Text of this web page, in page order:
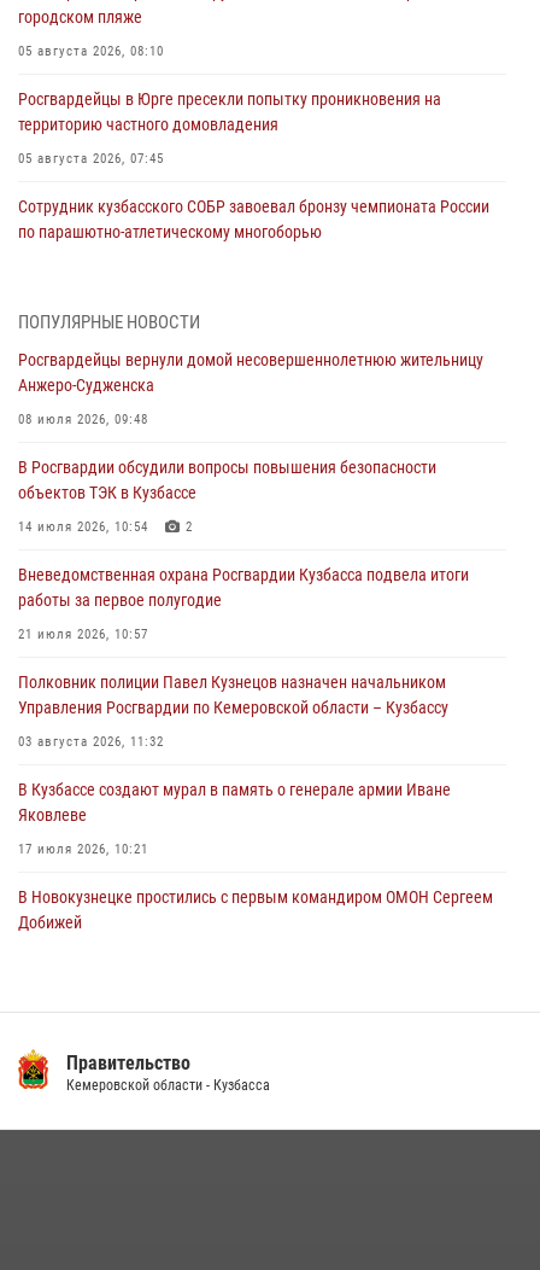
городском пляже
05 августа 2026, 08:10
Росгвардейцы в Юрге пресекли попытку проникновения на
территорию частного домовладения
05 августа 2026, 07:45
Сотрудник кузбасского СОБР завоевал бронзу чемпионата России
по парашютно-атлетическому многоборью
Кузбассовцы высоко оценили качество предоставления
04 августа 2026, 09:42
Росгвардейцы помогли разыскать троих юных путешественников из
04 августа 2026, 08:42
Росгвардейцы задержали нарушителя общественного порядка в
Кемеровские росгвардейцы пресекли попытку хищения товара
ПОПУЛЯРНЫЕ НОВОСТИ
Росгвардейцы вернули домой несовершеннолетнюю жительницу
Анжеро-Судженска
08 июля 2026, 09:48
В Росгвардии обсудили вопросы повышения безопасности
объектов ТЭК в Кузбассе
14 июля 2026, 10:54 2
Вневедомственная охрана Росгвардии Кузбасса подвела итоги
работы за первое полугодие
21 июля 2026, 10:57
Полковник полиции Павел Кузнецов назначен начальником
Управления Росгвардии по Кемеровской области – Кузбассу
03 августа 2026, 11:32
В Кузбассе создают мурал в память о генерале армии Иване
Яковлеве
17 июля 2026, 10:21
В Новокузнецке простились с первым командиром ОМОН Сергеем
Добижей
14 июля 2026, 08:52 1
Правительство
Кемеровской области - Кузбасса